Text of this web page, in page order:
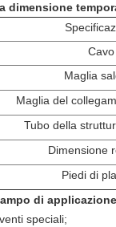
dimensione
Cavo
Maglia
Maglia del
Tubo della
Dimensione
Piedi di
di
speciali;